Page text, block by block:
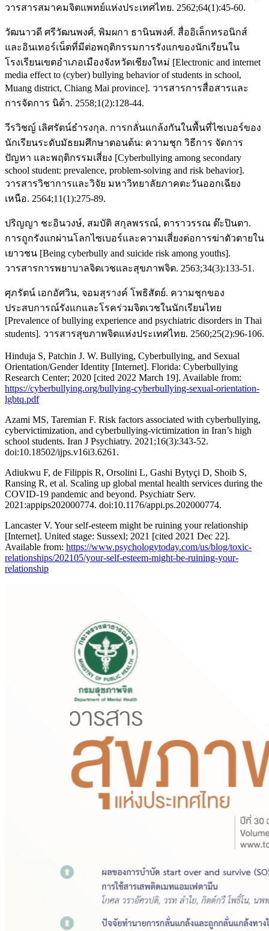
วารสารสมาคมจิตแพทย์แห่งประเทศไทย. 2562;64(1):45-60.
วัฒนาวดี ศรีวัฒนพงศ์, พิมผกา ธานินพงศ์. สื่ออิเล็กทรอนิกส์
และอินเทอร์เน็ตที่มีต่อพฤติกรรมการรังแกของนักเรียนใน
โรงเรียนเขตอำเภอเมืองจังหวัดเชียงใหม่ [Electronic and internet
media effect to (cyber) bullying behavior of students in school,
Muang district, Chiang Mai province]. วารสารการสื่อสารและ
การจัดการ นิด้า. 2558;1(2):128-44.
วีรวิชญ์ เลิศรัตน์ธำรงกุล. การกลั่นแกล้งกันในพื้นที่ไซเบอร์ของ
นักเรียนระดับมัธยมศึกษาตอนต้น: ความชุก วิธีการ จัดการ
ปัญหา และพฤติกรรมเสี่ยง [Cyberbullying among secondary
school student: prevalence, problem-solving and risk behavior].
วารสารวิชาการและวิจัย มหาวิทยาลัยภาคตะวันออกเฉียง
เหนือ. 2564;11(1):275-89.
ปริญญา ชะอินวงษ์, สมบัติ สกุลพรรณ์, ดาราวรรณ ต๊ะปินตา.
การถูกรังแกผ่านโลกไซเบอร์และความเสี่ยงต่อการฆ่าตัวตายใน
เยาวชน [Being cyberbully and suicide risk among youths].
วารสารการพยาบาลจิตเวชและสุขภาพจิต. 2563;34(3):133-51.
ศุภรัตน์ เอกอัศวิน, จอมสุรางค์ โพธิสัตย์. ความชุกของ
ประสบการณ์รังแกและโรคร่วมจิตเวชในนักเรียนไทย
[Prevalence of bullying experience and psychiatric disorders in Thai
students]. วารสารสุขภาพจิตแห่งประเทศไทย. 2560;25(2):96-106.
Hinduja S, Patchin J. W. Bullying, Cyberbullying, and Sexual
Orientation/Gender Identity [Internet]. Florida: Cyberbullying
Research Center; 2020 [cited 2022 March 19]. Available from:
https://cyberbullying.org/bullying-cyberbullying-sexual-orientation-
lgbtq.pdf
Azami MS, Taremian F. Risk factors associated with cyberbullying,
cybervictimization, and cyberbullying-victimization in Iran’s high
school students. Iran J Psychiatry. 2021;16(3):343-52.
doi:10.18502/ijps.v16i3.6261.
Adiukwu F, de Filippis R, Orsolini L, Gashi Bytyçi D, Shoib S,
Ransing R, et al. Scaling up global mental health services during the
COVID-19 pandemic and beyond. Psychiatr Serv.
2021:appips202000774. doi:10.1176/appi.ps.202000774.
Lancaster V. Your self-esteem might be ruining your relationship
[Internet]. United stage: Sussexl; 2021 [cited 2021 Dec 22].
Available from: https://www.psychologytoday.com/us/blog/toxic-
relationships/202105/your-self-esteem-might-be-ruining-your-
relationship